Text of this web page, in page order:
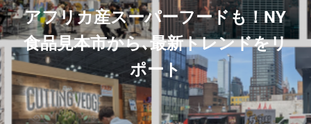
アフリカ産スーパーフードも！NY
食品見本市から､最新トレンドをリ
ポート